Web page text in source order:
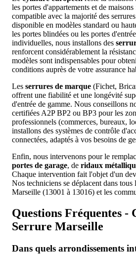
les portes d'appartements et de
compatible avec la majorité des
disponible en modèles standard ou
les portes blindées ou les portes
individuelles, nous installons des
renforcent considérablement la
modèles sont indispensables pour
conditions auprès de votre assurance
Les serrures de marque (Fichet,
offrent une fiabilité et une longévité
d'entrée de gamme. Nous conseillons
certifiées A2P BP2 ou BP3 pour les
professionnels (commerces, bureaux,
installons des systèmes de contrôle
connectées, adaptés à vos besoins de
Enfin, nous intervenons pour le
portes de garage, de ridaux
Chaque intervention fait l'objet d'un
Nos techniciens se déplacent dans tous
Marseille (13001 à 13016) et les
Questions Fréquentes -
Serrure Marseille
Dans quels arrondissements